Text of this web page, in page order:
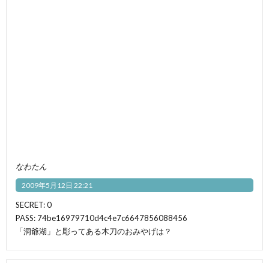
なわたん
2009年5月12日 22:21
SECRET: 0
PASS: 74be16979710d4c4e7c6647856088456
「洞爺湖」と彫ってある木刀のおみやげは？